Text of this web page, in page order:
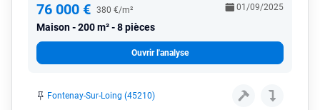
76 000 € 380 €/m²
Maison 200 m² - 8 pièces
01/09/2025
Ouvrir l'analyse
Fontenay-Sur-Loing (45210)